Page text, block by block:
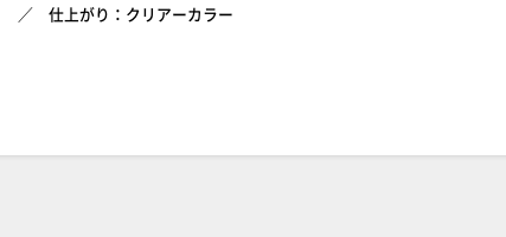
仕上がり：クリアーカラー